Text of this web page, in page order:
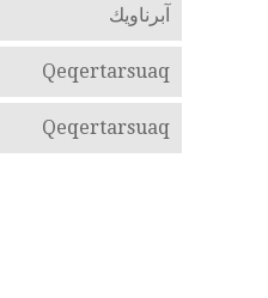
آبرناويك
Qeqertarsuaq
Qeqertarsuaq